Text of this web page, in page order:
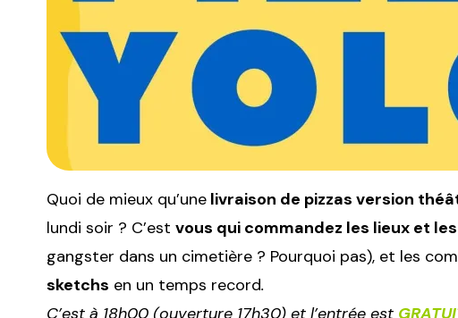
Quoi de mieux qu’une livraison de pizzas version
lundi soir ? C’est vous qui commandez les lieux et
gangster dans un cimetière ? Pourquoi pas), et les
sketchs en un temps record.
C’est à 18h00 (ouverture 17h30) et l’entrée est